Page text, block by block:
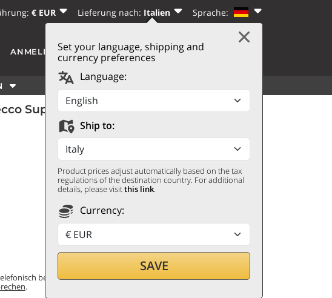
€ EUR Lieferung nach: Italien Sprache:
Set your language, shipping and
currency preferences
Language:
Ship to:
Product prices adjust automatically based on the tax
regulations of the destination country. For additional
details, please visitthis link.
Currency:
SAVE
ANMELDEN | REGISTRIEREN WARENKORB
WEITERES
Superiore DOCG Extra Dry
bestellen,
.